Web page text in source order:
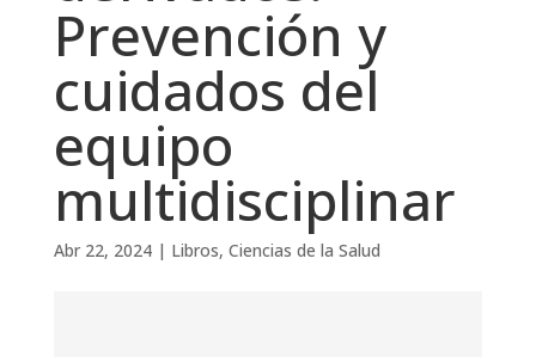
Prevención y
cuidados del
equipo
multidisciplinar
Abr 22, 2024| Libros, Ciencias de la Salud